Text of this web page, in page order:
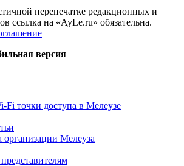
перепечатке редакционных и
ссылка на «AyLe.ru» обязательна.
версия
Fi точки доступа в Мелеузе
Мелеуза